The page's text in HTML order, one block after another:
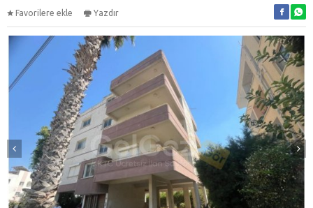
Favorilere ekle Yazdır